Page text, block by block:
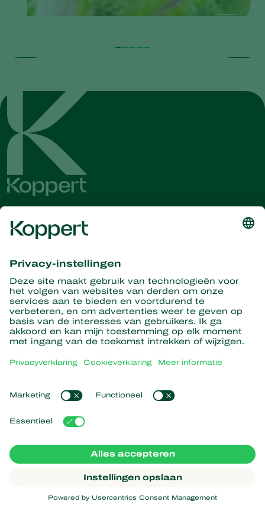
Ontvang het laatste nieuws en
informatie
Hier aanmelden
Partners with Nature
Roofmijten
Roofinsecten
Nuttige nematoden
Nuttige micro-organismen
Gewasbescherming
Nieuws en informatie
Duurzaamheid
Werken bij Koppert
Contact
Populaire links
Ervaringen van klanten
Koppert One
Koppert Global
Cookies beheren
Cookieverklaring